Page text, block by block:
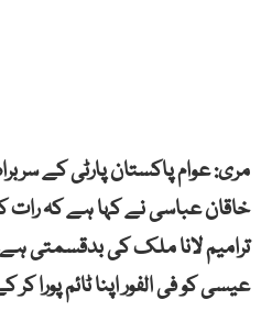
مری: عوام پاکستان پارٹی کے
خاقان عباسی نے کہا ہے کہ رات
ترامیم لانا ملک کی بدقسمتی
عیسی کو فی الفور اپنا ٹائم پورا